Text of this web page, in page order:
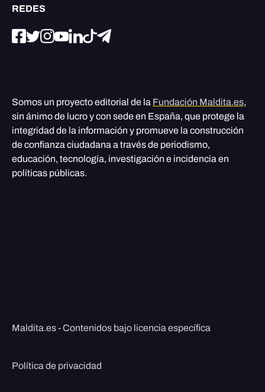
REDES
Somos un proyecto editorial de la Fundación Maldita.es,
sin ánimo de lucro y con sede en España, que protege la
integridad de la información y promueve la construcción
de confianza ciudadana a través de periodismo,
educación, tecnología, investigación e incidencia en
políticas públicas.
Maldita.es - Contenidos bajo licencia específica
Política de privacidad